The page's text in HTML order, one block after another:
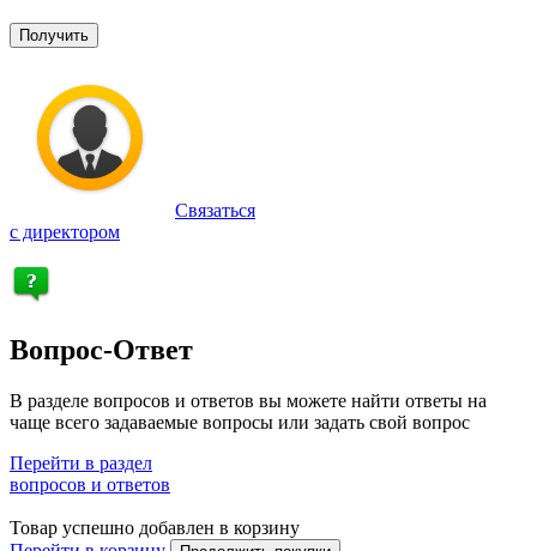
Получить
Связаться
с директором
Вопрос-Ответ
В разделе вопросов и ответов вы можете найти ответы на
чаще всего задаваемые вопросы или задать свой вопрос
Перейти в раздел
вопросов и ответов
Товар успешно добавлен в корзину